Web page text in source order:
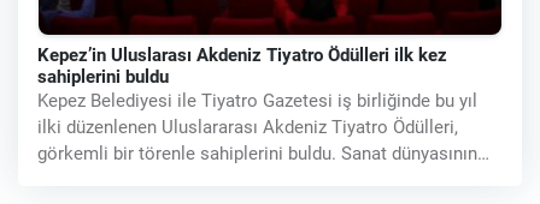
Kepez’in Uluslarası Akdeniz Tiyatro Ödülleri ilk kez
sahiplerini buldu
Kepez Belediyesi ile Tiyatro Gazetesi iş birliğinde bu yıl
ilki düzenlenen Uluslararası Akdeniz Tiyatro Ödülleri,
görkemli bir törenle sahiplerini buldu. Sanat dünyasının